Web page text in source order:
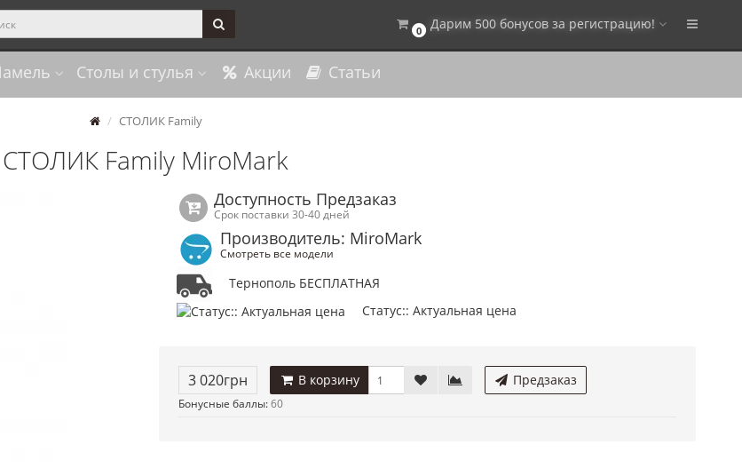
0 Дарим 500 бонусов за регистрацию!
Столы и стулья Акции Статьи
СТОЛИК Family
СТОЛИК Family MiroMark
Доступность Предзаказ
Срок поставки 30-40 дней
Производитель: MiroMark
Смотреть все модели
Тернополь БЕСПЛАТНАЯ
Статус:: Актуальная цена
3 020грн В корзину Предзаказ
Бонусные баллы:60